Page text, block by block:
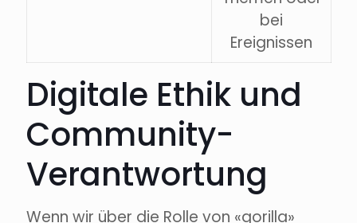
bei
Ereignissen
Digitale Ethik und
Community-
Verantwortung
Wenn wir über die Rolle von «gorilla»